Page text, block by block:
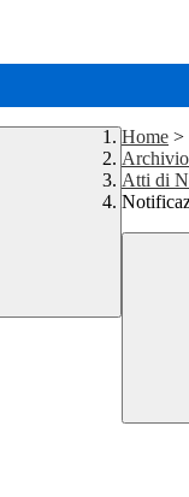
Home >
Atti di